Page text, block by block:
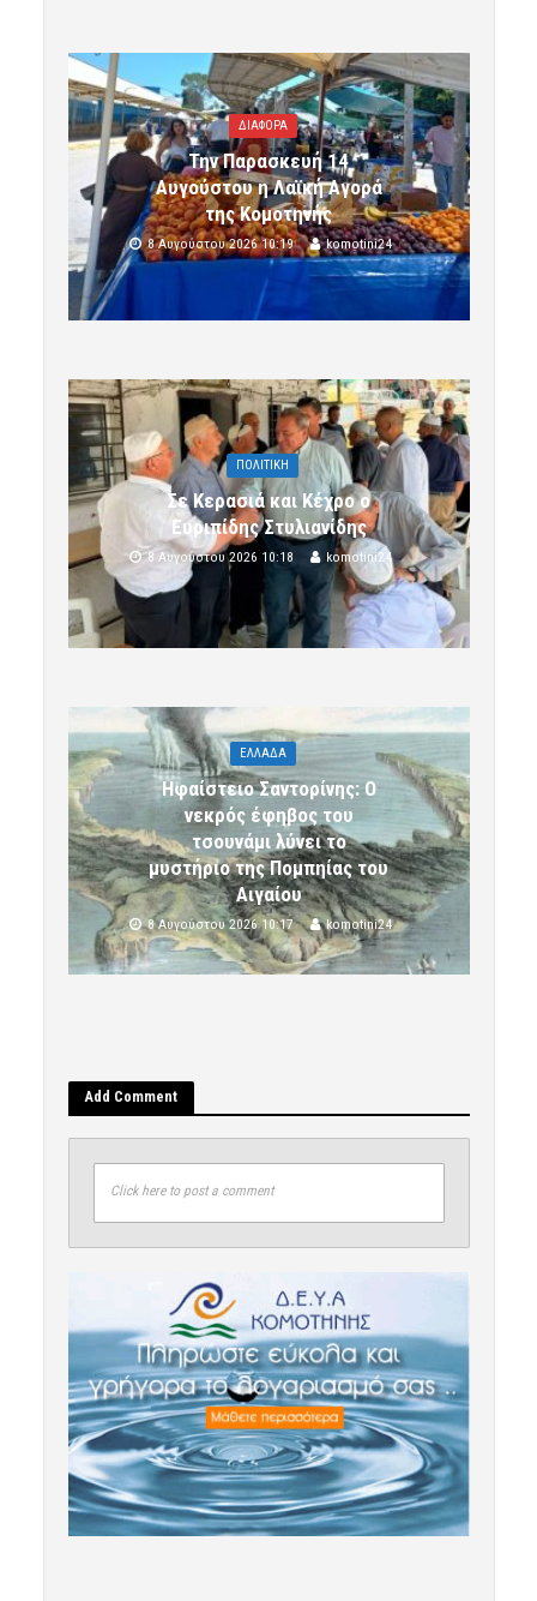
ΔΙΑΦΟΡΑ
Την Παρασκευή 14
Αυγούστου η Λαϊκή Αγορά
της Κομοτηνής
8 Αυγούστου 2026 10:19 komotini24
ΠΟΛΙΤΙΚΗ
Σε Κερασιά και Κέχρο ο
Ευριπίδης Στυλιανίδης
8 Αυγούστου 2026 10:18 komotini24
ΕΛΛΑΔΑ
Ηφαίστειο Σαντορίνης: Ο
νεκρός έφηβος του
τσουνάμι λύνει το
μυστήριο της Πομπηίας του
Αιγαίου
8 Αυγούστου 2026 10:17 komotini24
Add Comment
Click here to post a comment